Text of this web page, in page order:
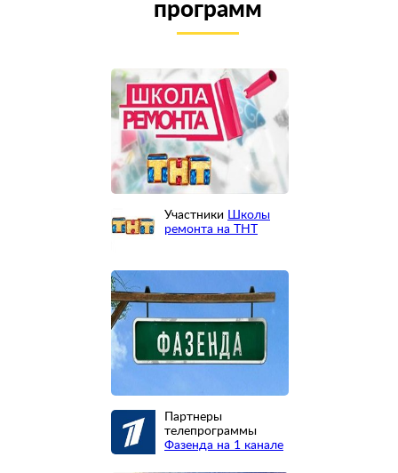
программ
Участники
Школы
ремонта на ТНТ
Партнеры
телепрограммы
Фазенда на 1 канале